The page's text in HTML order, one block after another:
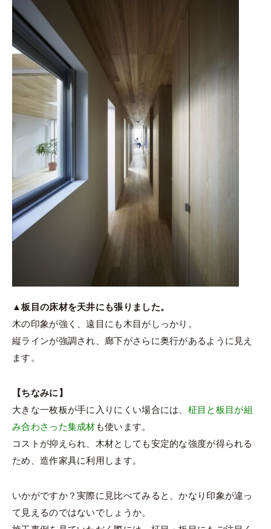
▲板目の床材を天井にも張りました。
木の印象が強く、遠目にも木目がしっかり。
縦ラインが強調され、廊下がさらに奥行があるように見え
ます。
【ちなみに】
大きな一枚板が手に入りにくい場合には、 柾目と板目が組
み合わさった集成材も使います。
コストが抑えられ、木材としても安定的な強度が得られる
ため、造作家具に利用します。
いかがですか？実際に見比べてみると、かなり印象が違っ
て見えるのではないでしょうか。